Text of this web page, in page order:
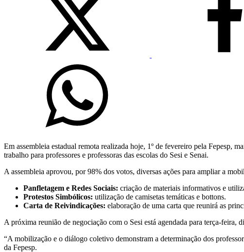
Em assembleia estadual remota realizada hoje, 1º de fevereiro pela Fepesp,
trabalho para professores e professoras das escolas do Sesi e Senai.
A assembleia aprovou, por 98% dos votos, diversas ações para ampliar a
Panfletagem e Redes Sociais: criação de materiais informativos e
Protestos Simbólicos: utilização de camisetas temáticas e bottons.
Carta de Reivindicações: elaboração de uma carta que reunirá as
A próxima reunião de negociação com o Sesi está agendada para terça-feira,
“A mobilização e o diálogo coletivo demonstram a determinação dos
da Fepesp.